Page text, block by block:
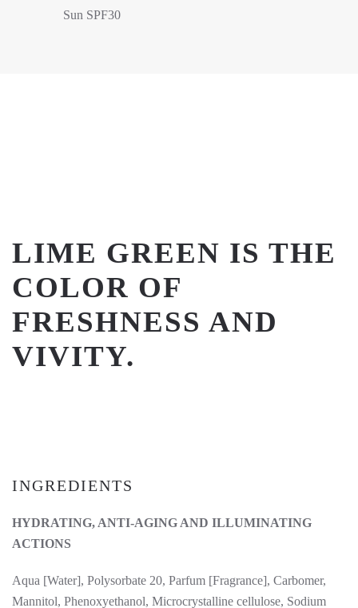
Sun SPF30
LIME GREEN IS THE
COLOR OF
FRESHNESS AND
VIVITY.
INGREDIENTS
HYDRATING, ANTI-AGING AND ILLUMINATING
ACTIONS
Aqua [Water], Polysorbate 20, Parfum [Fragrance], Carbomer,
Mannitol, Phenoxyethanol, Microcrystalline cellulose, Sodium